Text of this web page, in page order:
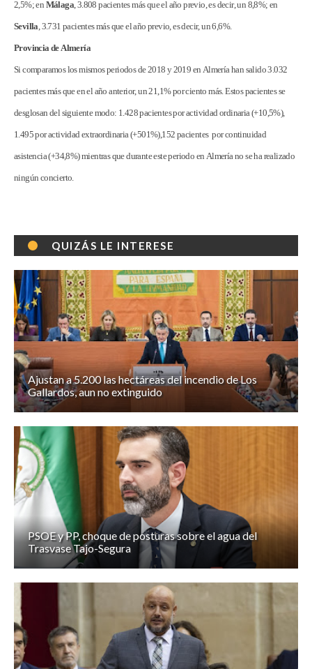
2,5%; en Málaga, 3.808 pacientes más que el año previo, es decir, un 8,8%; en
Sevilla, 3.731 pacientes más que el año previo, es decir, un 6,6%.
Provincia de Almería
Si comparamos los mismos periodos de 2018 y 2019 en Almería han salido 3.032
pacientes más que en el año anterior, un 21,1% por ciento más. Estos pacientes se
desglosan del siguiente modo: 1.428 pacientes por actividad ordinaria (+10,5%),
1.495 por actividad extraordinaria (+501%),152 pacientes por continuidad
asistencia (+34,8%) mientras que durante este periodo en Almería no se ha realizado
ningún concierto.
QUIZÁS LE INTERESE
Ajustan a 5.200 las hectáreas del incendio de Los
Gallardos, aun no extinguido
PSOE y PP, choque de posturas sobre el agua del
Trasvase Tajo-Segura